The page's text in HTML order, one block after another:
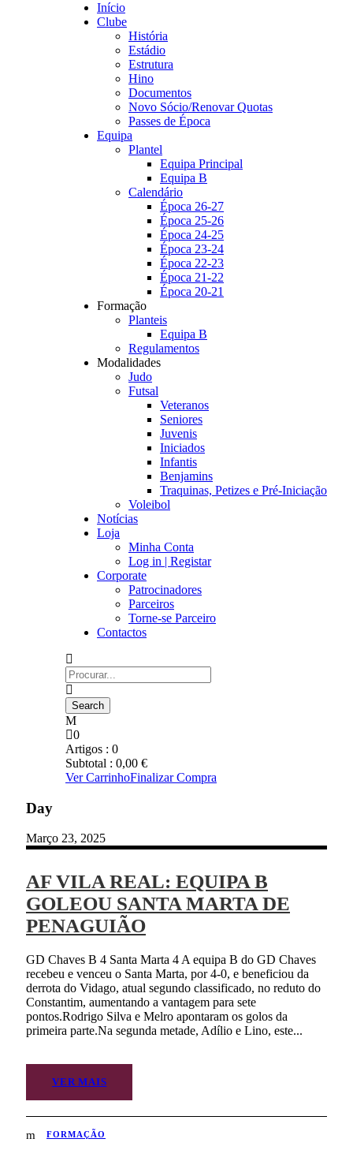
Início
Clube
História
Estádio
Estrutura
Hino
Documentos
Novo Sócio/Renovar Quotas
Passes de Época
Equipa
Plantel
Equipa Principal
Equipa B
Calendário
Época 26-27
Época 25-26
Época 24-25
Época 23-24
Época 22-23
Época 21-22
Época 20-21
Formação
Planteis
Equipa B
Regulamentos
Modalidades
Judo
Futsal
Veteranos
Seniores
Juvenis
Iniciados
Infantis
Benjamins
Traquinas, Petizes e Pré-Iniciação
Voleibol
Notícias
Loja
Minha Conta
Log in | Registar
Corporate
Patrocinadores
Parceiros
Torne-se Parceiro
Contactos
0
Artigos : 0
Subtotal : 0,00 €
Ver CarrinhoFinalizar Compra
Day
Março 23, 2025
AF VILA REAL: EQUIPA B
GOLEOU SANTA MARTA DE
PENAGUIÃO
GD Chaves B 4 Santa Marta 4 A equipa B do GD Chaves
recebeu e venceu o Santa Marta, por 4-0, e beneficiou da
derrota do Vidago, atual segundo classificado, no reduto do
Constantim, aumentando a vantagem para sete
pontos.Rodrigo Silva e Melro apontaram os golos da
primeira parte.Na segunda metade, Adílio e Lino, este...
VER MAIS
FORMAÇÃO